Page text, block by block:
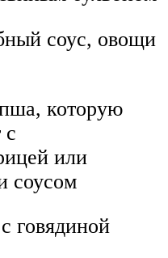
соус, овощи
которую
с
или
соусом
говядиной